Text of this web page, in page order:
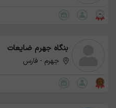
بنگاه جهرم ضایعات
جهرم - فارس